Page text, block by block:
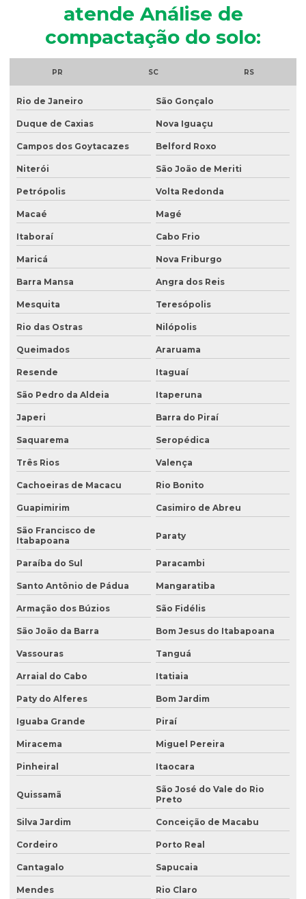
Análise microbiológica de água para consumo humano
Análise microbiológica do esgoto
Análise de ph do solo
Análise de potabilidade da água
Análise química do solo
Análise de sólidos em efluentes
Análise de solo amostragem
Análise de solo completa
Análise de solo para construção
Análise de solo contaminado
Análise de solo física
Análise de solo fósforo
Análise de solo laboratório
Análise de solo valor
Avaliação ambiental preliminar
Avaliação ambiental de terrenos com potencial de contaminação
Avaliação de área de risco ambiental e sanitária
Avaliação de áreas contaminadas
Avaliação de efluentes industriais
Avaliação de passivo ambiental
Avaliação preliminar de áreas contaminadas
Avaliação preliminar de passivo ambiental
Coleta de água
Coleta de água para análise
Coleta de água para análise físico química
Coleta de água para análise microbiológica
Coleta de água industrial
Coleta de amostra de água para análise microbiológica
Coleta de amostras de água
Coleta de amostras de água e efluentes
atende Análise de
compactação do solo:
PR SC RS
Rio de Janeiro São Gonçalo
Duque de Caxias Nova Iguaçu
Campos dos Goytacazes Belford Roxo
Niterói São João de Meriti
Petrópolis Volta Redonda
Macaé Magé
Itaboraí Cabo Frio
Maricá Nova Friburgo
Barra Mansa Angra dos Reis
Mesquita Teresópolis
Rio das Ostras Nilópolis
Queimados Araruama
Resende Itaguaí
São Pedro da Aldeia Itaperuna
Japeri Barra do Piraí
Saquarema Seropédica
Três Rios Valença
Cachoeiras de Macacu Rio Bonito
Guapimirim Casimiro de Abreu
São Francisco de
Itabapoana
Paraty
Paraíba do Sul Paracambi
Santo Antônio de Pádua Mangaratiba
Armação dos Búzios São Fidélis
São João da Barra Bom Jesus do Itabapoana
Vassouras Tanguá
Arraial do Cabo Itatiaia
Paty do Alferes Bom Jardim
Iguaba Grande Piraí
Miracema Miguel Pereira
Pinheiral Itaocara
Quissamã
São José do Vale do Rio
Preto
Silva Jardim Conceição de Macabu
Cordeiro Porto Real
Cantagalo Sapucaia
Mendes Rio Claro